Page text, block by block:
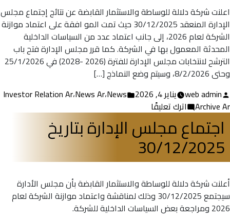
إدارة
2026
اعلنت شركة دلالة للوساطة والاستثمار القابضة عن نتائج إجتماع مجلس
الإدارة المنعقد 30/12/2025 حيث تمت المو افقة على اعتماد موازنة
الشركة لعام 2026، إلى جانب اعتماد عدد من السياسات الداخلية
المحدثة المعمول بها في الشركة. كما قرر مجلس الإدارة فتح باب
الترشح لانتخابات مجلس الإدارة للفترة (2026 -2028) في 25/1/2026
وحتى 8/2/2026، وسيتم وضع النماذج […]
تمّ
النشر
بواسطة
web admin يناير 4, 2026
نُشر
Investor Relation Ar،News Ar،News
Archive Ar اترك تعليقًا
عن
نتائج
اجتماع
الإدارة
اجتماع مجلس الإدارة بتاريخ
30/12/2025
أعلنت شركة دلالة للوساطة والاستثمار القابضة بأن مجلس الأدارة
سيجتمع 30/12/2025 وذلك لمناقشة واعتماد موازنة الشركة لعام
2026 ومراجعة بعض السياسات الداخلية للشركة.